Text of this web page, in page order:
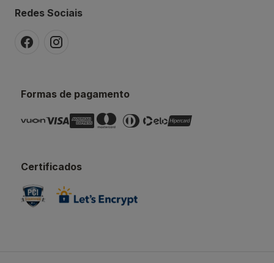
Redes Sociais
Formas de pagamento
Certificados